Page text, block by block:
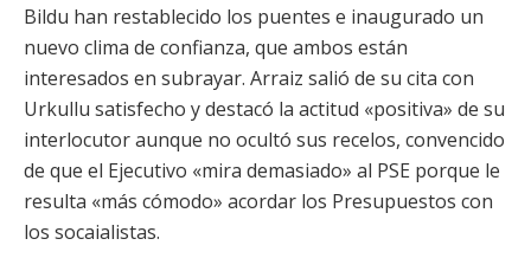
Bildu han restablecido los puentes e inaugurado un
nuevo clima de confianza, que ambos están
interesados en subrayar. Arraiz salió de su cita con
Urkullu satisfecho y destacó la actitud «positiva» de su
interlocutor aunque no ocultó sus recelos, convencido
de que el Ejecutivo «mira demasiado» al PSE porque le
resulta «más cómodo» acordar los Presupuestos con
los socaialistas.